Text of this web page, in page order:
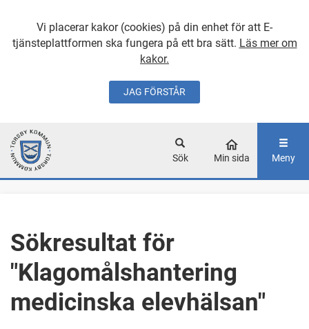
Vi placerar kakor (cookies) på din enhet för att E-
tjänsteplattformen ska fungera på ett bra sätt. Läs mer om
kakor.
JAG FÖRSTÅR
GÅ DIREKT TILL
Sök Min sida Meny
Sökresultat för
"Klagomålshantering
medicinska elevhälsan"